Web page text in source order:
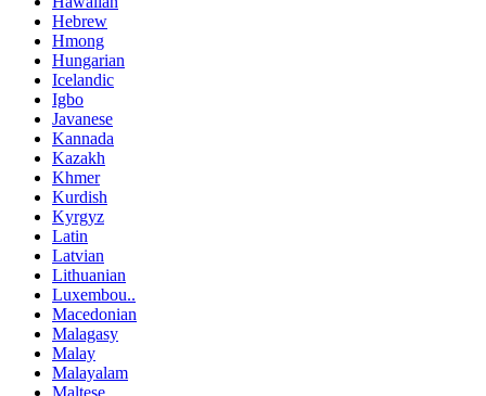
Hebrew
Hmong
Hungarian
Icelandic
Igbo
Javanese
Kannada
Kazakh
Khmer
Kurdish
Kyrgyz
Latin
Latvian
Lithuanian
Luxembou..
Macedonian
Malagasy
Malay
Malayalam
Maltese